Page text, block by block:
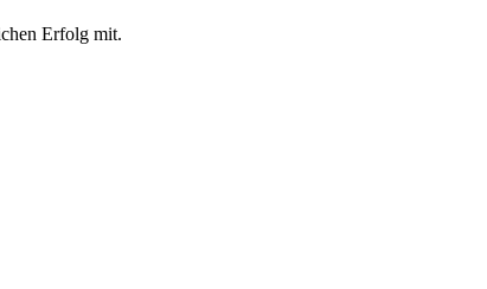
Erfolg mit.